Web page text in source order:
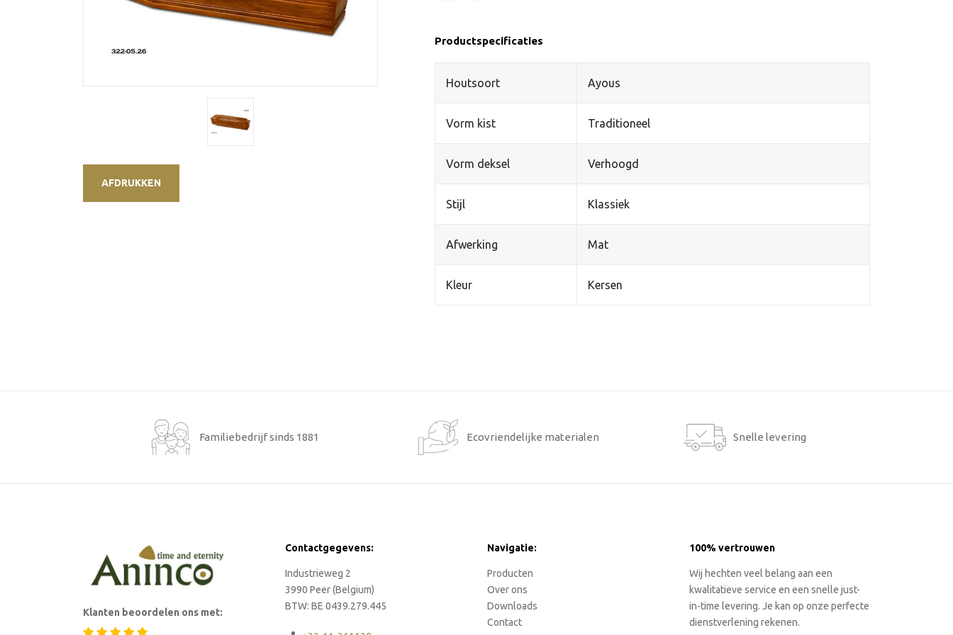
AFDRUKKEN
Productspecificaties
Houtsoort Ayous
Vorm kist Traditioneel
Vorm deksel Verhoogd
Stijl Klassiek
Afwerking Mat
Kleur Kersen
Familiebedrijf sinds 1881 Ecovriendelijke materialen Snelle levering
Klanten beoordelen ons met:
Contactgegevens:
Industrieweg 2
3990 Peer (Belgium)
BTW: BE 0439.279.445
Navigatie:
Producten
Over ons
Downloads
Contact
100% vertrouwen
Wij hechten veel belang aan een
kwalitatieve service en een snelle just-
in-time levering. Je kan op onze perfecte
dienstverlening rekenen.